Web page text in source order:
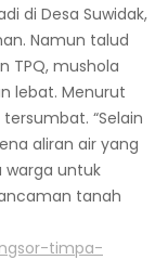
di Desa Suwidak,
Namun talud
TPQ, mushola
lebat. Menurut
“Selain
aliran air yang
warga untuk
tanah
timpa-